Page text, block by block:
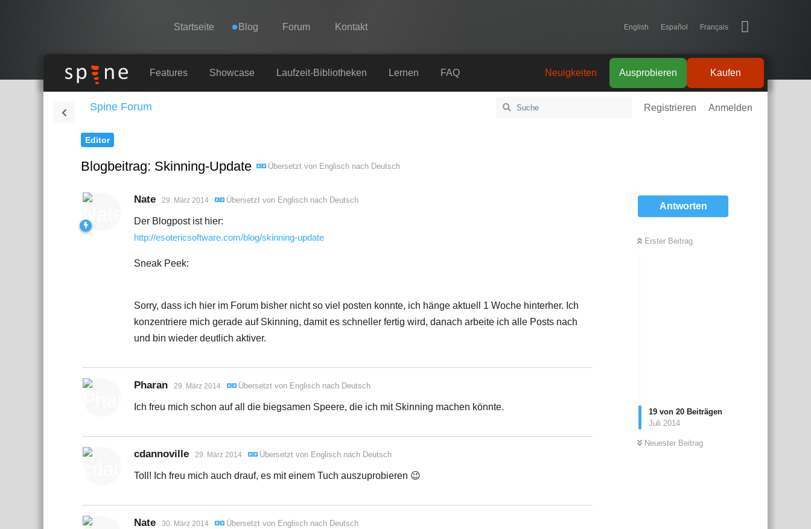
Esoteric Software
Startseite Blog Forum Kontakt English Español Français
STARTSEITE Spine
Lernen
FAQ
Features Showcase Laufzeit-Bibliotheken Lernen FAQ Kaufen
Ausprobieren
Neuigkeiten
Spine Forum Registrieren Anmelden
Editor
Blogbeitrag: Skinning-Update Übersetzt von Englisch nach Deutsch
Antworten
Erster Beitrag
19 von 20 Beiträgen
Juli 2014
Neuester Beitrag
Nate 29. März 2014 Übersetzt von Englisch nach Deutsch
Der Blogpost ist hier:
http://esotericsoftware.com/blog/skinning-update
Sneak Peek:
Sorry, dass ich hier im Forum bisher nicht so viel posten konnte, ich hänge aktuell 1 Woche hinterher. Ich
konzentriere mich gerade auf Skinning, damit es schneller fertig wird, danach arbeite ich alle Posts nach
und bin wieder deutlich aktiver.
Pharan 29. März 2014 Übersetzt von Englisch nach Deutsch
Ich freu mich schon auf all die biegsamen Speere, die ich mit Skinning machen könnte.
cdannoville 29. März 2014 Übersetzt von Englisch nach Deutsch
Toll! Ich freu mich auch drauf, es mit einem Tuch auszuprobieren 😉
Nate 30. März 2014 Übersetzt von Englisch nach Deutsch